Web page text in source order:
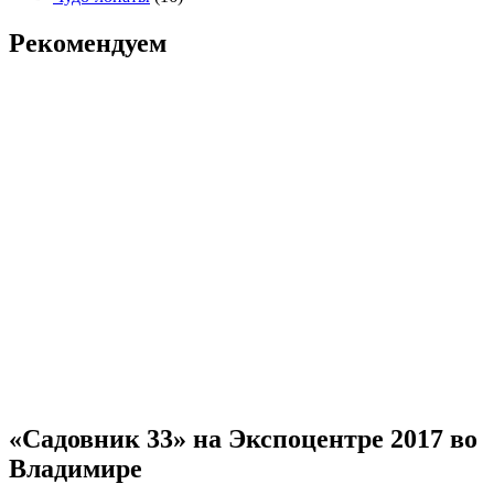
Рекомендуем
«Садовник 33» на Экспоцентре 2017 во
Владимире